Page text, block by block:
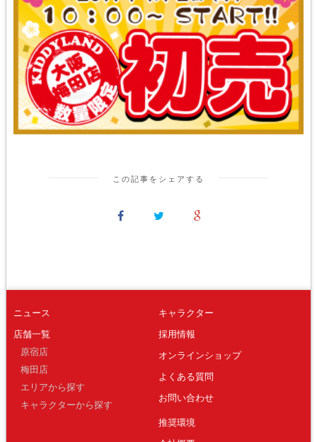
この記事をシェアする
ニュース
店舗一覧
原宿店
梅田店
エリアから探す
キャラクターから探す
キャラクター
採用情報
オンラインショップ
よくある質問
お問い合わせ
推奨環境